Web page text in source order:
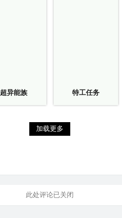
超异能族 特工任务
加载更多
此处评论已关闭